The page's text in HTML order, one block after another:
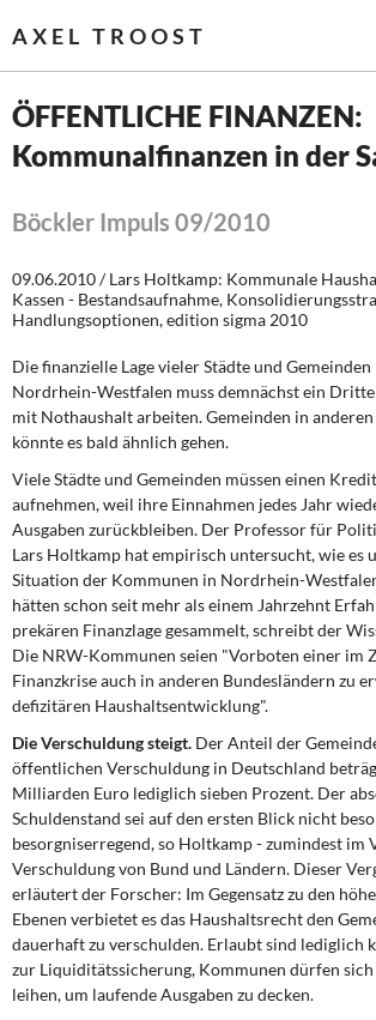
AXEL TROOST
Startseite
Themen
Leitlinien linker Wirtschafts- und
Wirtschaftspolitik
Steuer- und Finanzpolitik
Öffentliche Infrastruktur und
Eurokrise und Griechenland
DIE LINKE
Weitere Themen
Memo-Gruppe
Institut Solidarische Moderne
Rosa-Luxemburg-Stiftung
Über mich
Kontakt
ÖFFENTLICHE FINANZEN:
Kommunalfinanzen in der
Böckler Impuls 09/2010
09.06.2010 / Lars Holtkamp: Kommunale
Kassen - Bestandsaufnahme,
Handlungsoptionen, edition sigma 2010
Die finanzielle Lage vieler Städte und
Nordrhein-Westfalen muss demnächst ein
mit Nothaushalt arbeiten. Gemeinden in
könnte es bald ähnlich gehen.
Viele Städte und Gemeinden müssen einen
aufnehmen, weil ihre Einnahmen jedes Jahr
Ausgaben zurückbleiben. Der Professor für
Lars Holtkamp hat empirisch untersucht, wie es
Situation der Kommunen in Nordrhein-
hätten schon seit mehr als einem Jahrzehnt
prekären Finanzlage gesammelt, schreibt der
Die NRW-Kommunen seien "Vorboten einer im
Finanzkrise auch in anderen Bundesländern zu
defizitären Haushaltsentwicklung".
Die Verschuldung steigt. Der Anteil der
öffentlichen Verschuldung in Deutschland
Milliarden Euro lediglich sieben Prozent. Der
Schuldenstand sei auf den ersten Blick nicht
besorgniserregend, so Holtkamp - zumindest im
Verschuldung von Bund und Ländern. Dieser
erläutert der Forscher: Im Gegensatz zu den
Ebenen verbietet es das Haushaltsrecht den
dauerhaft zu verschulden. Erlaubt sind lediglich
zur Liquiditätssicherung, Kommunen dürfen sich
leihen, um laufende Ausgaben zu decken.